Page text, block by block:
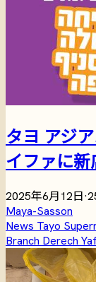
タヨ アジ
イファに新
2025年6月12日·
Maya-Sasson
News Tayo
Branch Derech